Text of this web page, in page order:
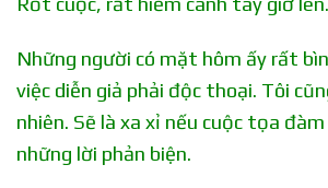
Những người có mặt hôm ấy rất
việc diễn giả phải độc thoại. Tôi
nhiên. Sẽ là xa xỉ nếu cuộc tọa
những lời phản biện.